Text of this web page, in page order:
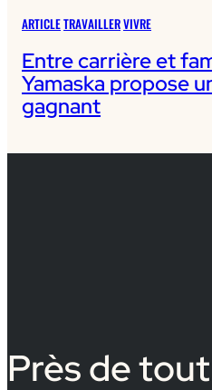
ARTICLETRAVAILLERVIVRE
Entre carrière et
Yamaska propose
gagnant
Près de